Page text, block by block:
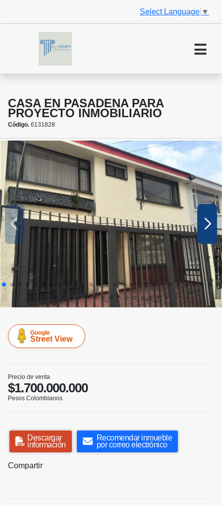
Select Language ▼
CASA EN PASADENA PARA
PROYECTO INMOBILIARIO
Código. 6131828
Google
Street View
Precio de venta
$1.700.000.000
Pesos Colombianos
Descargar
información
Recomendar inmueble
por correo electrónico
Compartir